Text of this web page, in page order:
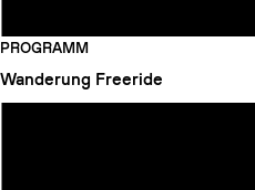
PROGRAMM
Wanderung Freeride